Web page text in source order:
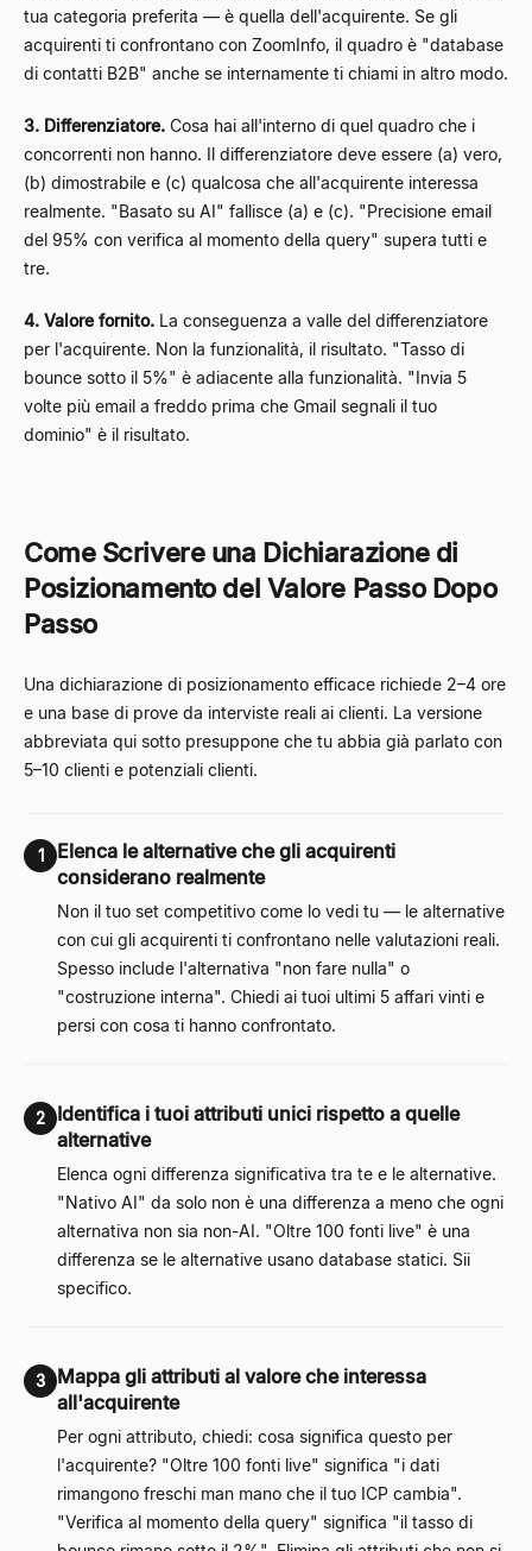
tua categoria preferita — è quella dell'acquirente. Se gli
acquirenti ti confrontano con ZoomInfo, il quadro è "database
di contatti B2B" anche se internamente ti chiami in altro modo.
3. Differenziatore. Cosa hai all'interno di quel quadro che i
concorrenti non hanno. Il differenziatore deve essere (a) vero,
(b) dimostrabile e (c) qualcosa che all'acquirente interessa
realmente. "Basato su AI" fallisce (a) e (c). "Precisione email
del 95% con verifica al momento della query" supera tutti e
tre.
4. Valore fornito. La conseguenza a valle del differenziatore
per l'acquirente. Non la funzionalità, il risultato. "Tasso di
bounce sotto il 5%" è adiacente alla funzionalità. "Invia 5
volte più email a freddo prima che Gmail segnali il tuo
dominio" è il risultato.
Come Scrivere una Dichiarazione di
Posizionamento del Valore Passo Dopo
Passo
Una dichiarazione di posizionamento efficace richiede 2–4 ore
e una base di prove da interviste reali ai clienti. La versione
abbreviata qui sotto presuppone che tu abbia già parlato con
5–10 clienti e potenziali clienti.
1
Elenca le alternative che gli acquirenti
considerano realmente
Non il tuo set competitivo come lo vedi tu — le alternative
con cui gli acquirenti ti confrontano nelle valutazioni reali.
Spesso include l'alternativa "non fare nulla" o
"costruzione interna". Chiedi ai tuoi ultimi 5 affari vinti e
persi con cosa ti hanno confrontato.
2
Identifica i tuoi attributi unici rispetto a quelle
alternative
Elenca ogni differenza significativa tra te e le alternative.
"Nativo AI" da solo non è una differenza a meno che ogni
alternativa non sia non-AI. "Oltre 100 fonti live" è una
differenza se le alternative usano database statici. Sii
specifico.
3
Mappa gli attributi al valore che interessa
all'acquirente
Per ogni attributo, chiedi: cosa significa questo per
l'acquirente? "Oltre 100 fonti live" significa "i dati
rimangono freschi man mano che il tuo ICP cambia".
"Verifica al momento della query" significa "il tasso di